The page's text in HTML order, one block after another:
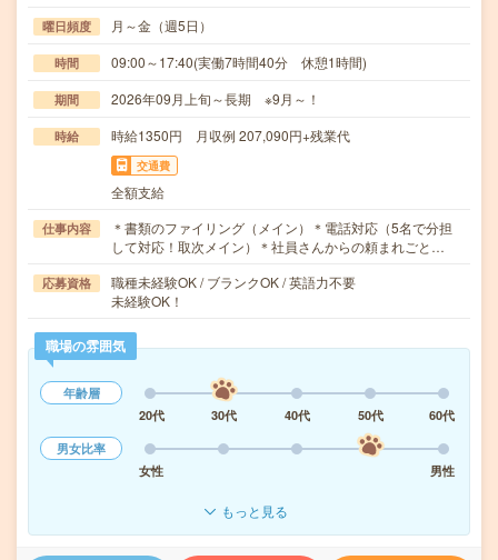
曜日頻度 月～金（週5日）
時間 09:00～17:40(実働7時間40分 休憩1時間)
期間 2026年09月上旬～長期 ※9月～！
時給 時給1350円 月収例 207,090円+残業代
交通費
全額支給
仕事内容
＊書類のファイリング（メイン）＊電話対応（5名で分担
して対応！取次メイン）＊社員さんからの頼まれごと…
応募資格
職種未経験OK / ブランクOK / 英語力不要
未経験OK！
職場の雰囲気
年齢層
20代
30代 40代 50代
60代
男女比率
女性
男性
もっと見る